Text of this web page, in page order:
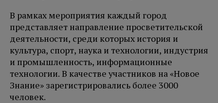
В рамках мероприятия каждый город
представляет направление просветительской
деятельности, среди которых история и
культура, спорт, наука и технологии, индустрия
и промышленность, информационные
технологии. В качестве участников на «Новое
Знание» зарегистрировались более 3000
человек.